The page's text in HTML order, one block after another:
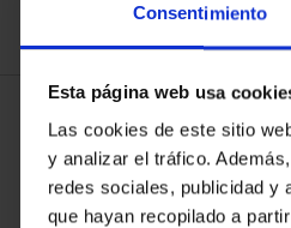
Consentimiento
Esta página web usa
Las cookies de este sitio
y analizar el tráfico.
redes sociales, publicidad y
que hayan recopilado a
CAPITALES